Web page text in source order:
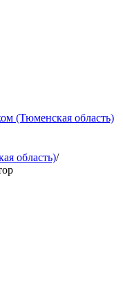
(Тюменская область)
область)/